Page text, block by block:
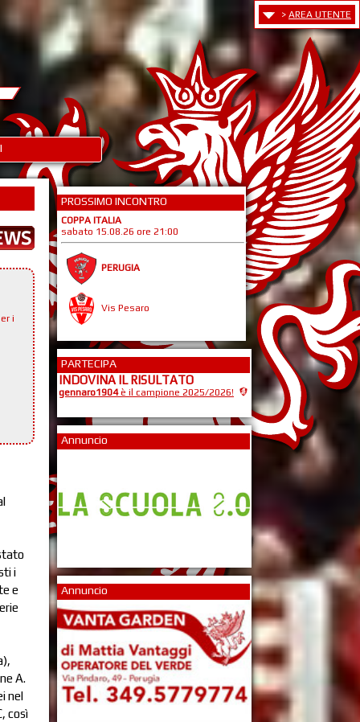
> AREA UTENTE
i
i
e
A.
nel
così
PROSSIMO INCONTRO
COPPA ITALIA
sabato 15.08.26 ore 21:00
PERUGIA
Vis Pesaro
PARTECIPA
INDOVINA IL RISULTATO
gennaro1904è il campione 2025/2026!
Annuncio
Annuncio